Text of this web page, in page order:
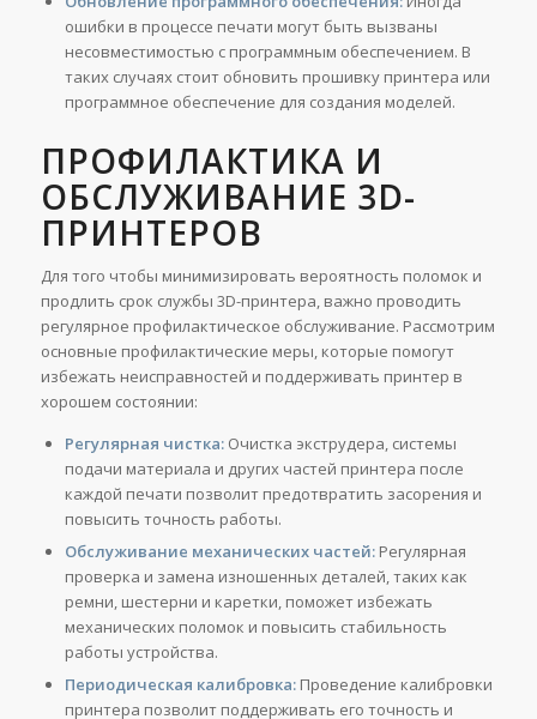
ошибки в процессе печати могут быть вызваны
несовместимостью с программным обеспечением. В
таких случаях стоит обновить прошивку принтера или
программное обеспечение для создания моделей.
ПРОФИЛАКТИКА И
ОБСЛУЖИВАНИЕ 3D-
ПРИНТЕРОВ
Для того чтобы минимизировать вероятность поломок и
продлить срок службы 3D-принтера, важно проводить
регулярное профилактическое обслуживание. Рассмотрим
основные профилактические меры, которые помогут
избежать неисправностей и поддерживать принтер в
хорошем состоянии:
Регулярная чистка:Очистка экструдера, системы
подачи материала и других частей принтера после
каждой печати позволит предотвратить засорения и
повысить точность работы.
Обслуживание механических частей:Регулярная
проверка и замена изношенных деталей, таких как
ремни, шестерни и каретки, поможет избежать
механических поломок и повысить стабильность
работы устройства.
Периодическая калибровка:Проведение калибровки
принтера позволит поддерживать его точность и